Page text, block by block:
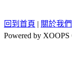
回到首頁 | 關於我們
Powered by